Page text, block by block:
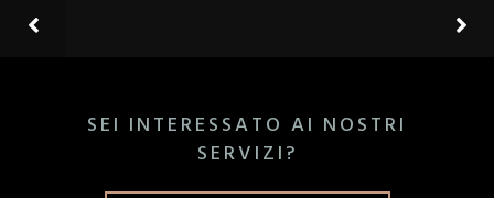
SEI INTERESSATO AI NOSTRI
SERVIZI?